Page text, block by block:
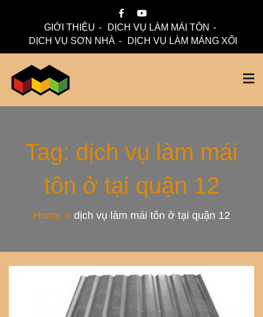
GIỚI THIỆU
DỊCH VỤ LÀM MÁI TÔN
DỊCH VỤ SƠN NHÀ
DỊCH VỤ LÀM MÁNG XỐI
Thi Công Mái Tôn,
Máng Xối Chuyên
Nghiệp – Mái Nhà
Đẹp
Tag: dịch vụ làm mái
tôn ở tại quận 12
Home dịch vụ làm mái tôn ở tại quận 12